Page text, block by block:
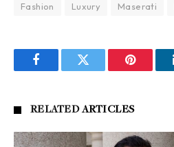
Fashion Luxury Maserati
FacebookTwitter Pinterest
RELATEDARTICLES